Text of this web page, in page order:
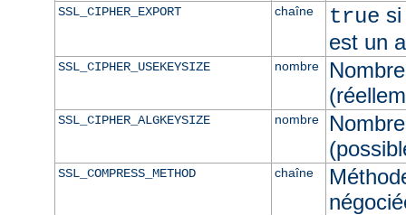
SSL_CIPHER_EXPORT chaîne true
est un
SSL_CIPHER_USEKEYSIZE nombre
SSL_CIPHER_ALGKEYSIZE nombre
SSL_COMPRESS_METHOD chaîne